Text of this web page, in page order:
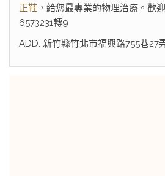
正鞋 ，給您最專業的物理治療。歡
6573231轉9
ADD: 新竹縣竹北市福興路755巷27